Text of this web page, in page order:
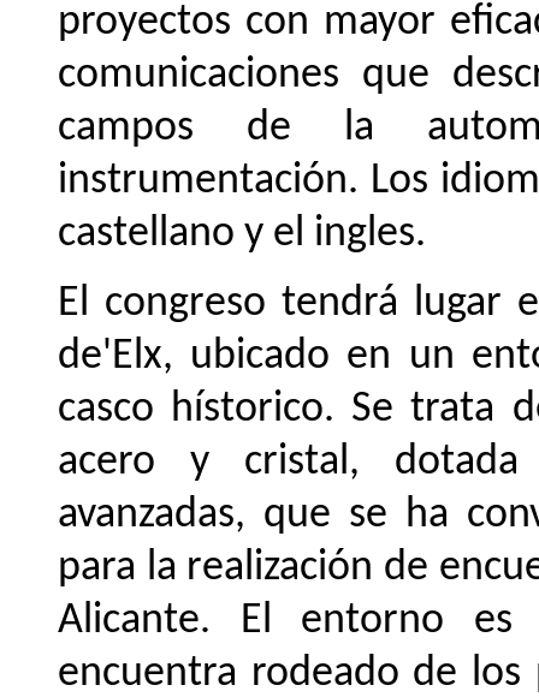
proyectos con mayor
comunicaciones que
campos de la
instrumentación. Los
castellano y el ingles.
El congreso tendrá lugar
de'Elx, ubicado en un
casco hístorico. Se trata
acero y cristal, dotada
avanzadas, que se ha
para la realización de
Alicante. El entorno
encuentra rodeado de